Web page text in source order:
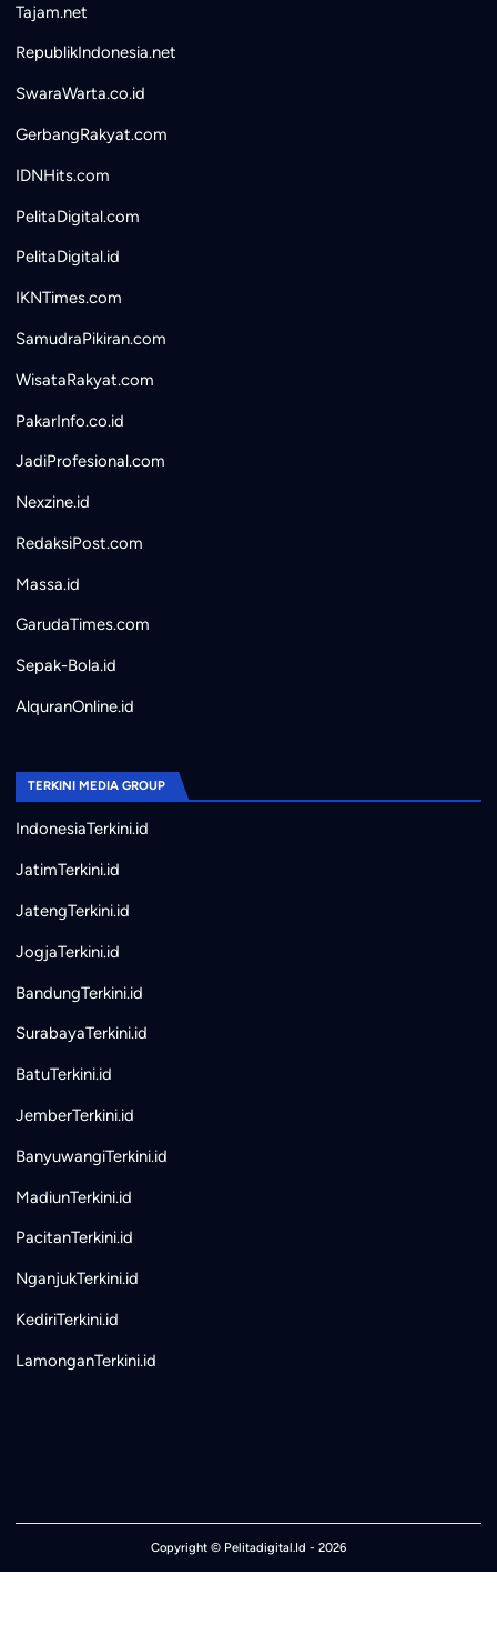
Tajam.net
RepublikIndonesia.net
SwaraWarta.co.id
GerbangRakyat.com
IDNHits.com
PelitaDigital.com
PelitaDigital.id
IKNTimes.com
SamudraPikiran.com
WisataRakyat.com
PakarInfo.co.id
JadiProfesional.com
Nexzine.id
RedaksiPost.com
Massa.id
GarudaTimes.com
Sepak-Bola.id
AlquranOnline.id
TERKINI MEDIA GROUP
IndonesiaTerkini.id
JatimTerkini.id
JatengTerkini.id
JogjaTerkini.id
BandungTerkini.id
SurabayaTerkini.id
BatuTerkini.id
JemberTerkini.id
BanyuwangiTerkini.id
MadiunTerkini.id
PacitanTerkini.id
NganjukTerkini.id
KediriTerkini.id
LamonganTerkini.id
Copyright © Pelitadigital.Id - 2026